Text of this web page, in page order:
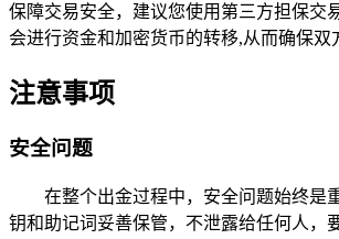
保障交易安全，建议您使用第三方担保交
会进行资金和加密货币的转移,从而确保双
注意事项
安全问题
在整个出金过程中，安全问题始终是
钥和助记词妥善保管，不泄露给任何人，